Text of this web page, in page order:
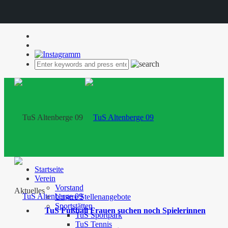
Startseite
Verein
Vorstand
Unsere Stellenangebote
Sportstätten
TuS Sportpark
TuS Tennis
Aktuelles
TuS Fußball Frauen suchen noch Spielerinnen